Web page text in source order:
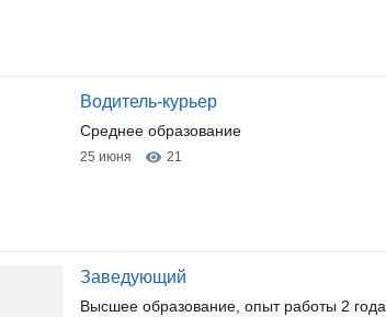
Водитель-курьер
Среднее образование
25 июня 21
Заведующий
Высшее образование, опыт работы 2 года